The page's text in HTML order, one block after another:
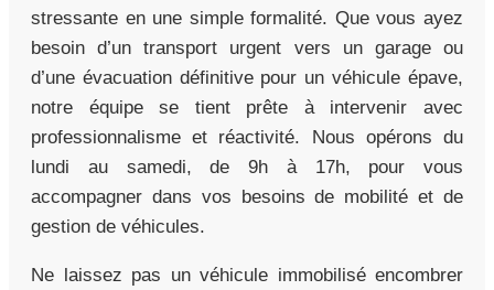
stressante en une simple formalité. Que vous ayez
besoin d’un transport urgent vers un garage ou
d’une évacuation définitive pour un véhicule épave,
notre équipe se tient prête à intervenir avec
professionnalisme et réactivité. Nous opérons du
lundi au samedi, de 9h à 17h, pour vous
accompagner dans vos besoins de mobilité et de
gestion de véhicules.
Ne laissez pas un véhicule immobilisé encombrer